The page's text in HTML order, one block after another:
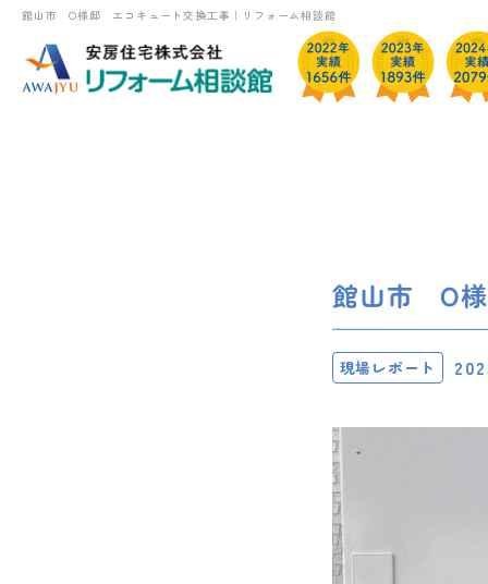
館山市 O様邸 エコキュート交換工事｜リフォーム相談館
館山市 O
現場レポート